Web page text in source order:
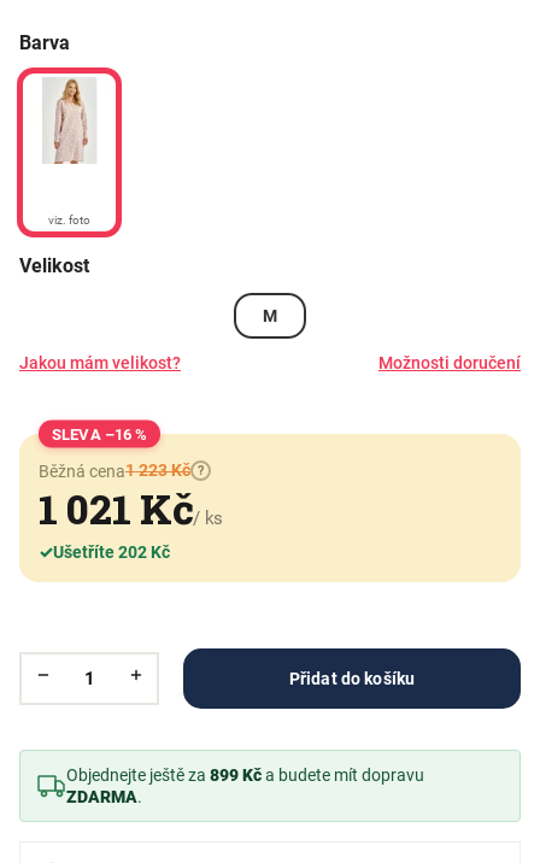
Barva
viz. foto
Velikost
M
Jakou mám velikost? Možnosti doručení
–16 %
Běžná cena1 223 Kč ?
1 021 Kč/ ks
✓Ušetříte 202 Kč
Přidat do košíku
Objednejte ještě za 899 Kča budete mít dopravu
ZDARMA.